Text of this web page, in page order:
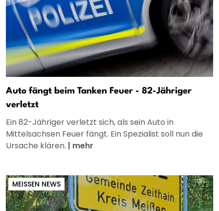
Auto fängt beim Tanken Feuer - 82-Jähriger
verletzt
Ein 82-Jähriger verletzt sich, als sein Auto in
Mittelsachsen Feuer fängt. Ein Spezialist soll nun die
Ursache klären. | mehr
MEISSEN NEWS